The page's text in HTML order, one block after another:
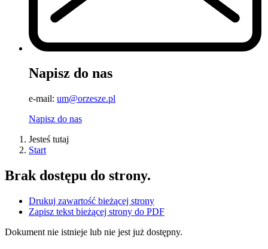
Napisz do nas
e-mail: um@orzesze.pl
Napisz do nas
Jesteś tutaj
Start
Brak dostępu do strony.
Drukuj zawartość bieżącej strony
Zapisz tekst bieżącej strony do PDF
Dokument nie istnieje lub nie jest już dostępny.